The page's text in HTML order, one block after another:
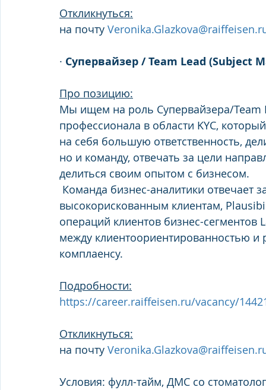
Откликнуться:
на почту
· Супервайзер / Team Lead (Subject
Про позицию:
Мы ищем на роль Супервайзера/
профессионала в области KYC,
на себя большую ответственность,
но и команду, отвечать за цели
делиться своим опытом с бизнесом.
высокорискованным клиентам,
операций клиентов бизнес-
между клиентоориентированностью
комплаенсу.
Подробности:
https://career.raiffeisen.ru/vacancy/
Откликнуться:
на почту
Условия: фулл-тайм, ДМС со